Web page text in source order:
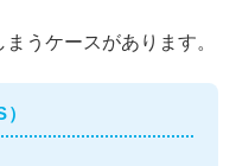
うケースがあります。